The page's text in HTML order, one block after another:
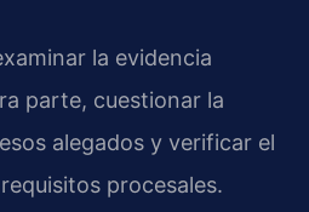
la evidencia
parte, cuestionar la
alegados y verificar el
procesales.